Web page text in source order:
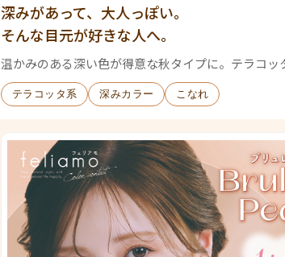
深みがあって、大人っぽい。
そんな目元が好きな人へ。
温かみのある深い色が得意な秋タイプに。テラコッ
テラコッタ系 深みカラー こなれ